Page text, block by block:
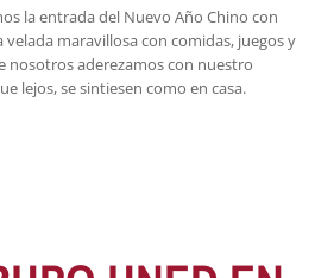
la entrada del Nuevo Año Chino con
maravillosa con comidas, juegos y
nosotros aderezamos con nuestro
lejos, se sintiesen como en casa.